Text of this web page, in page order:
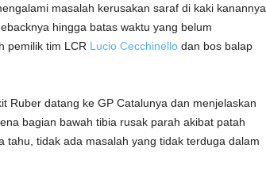
masalah kerusakan saraf di kaki kanannya
hingga batas waktu yang belum
pemilik tim LCR Lucio Cecchinellodan bos balap
Ruber datang ke GP Catalunya dan menjelaskan
bagian bawah tibia rusak parah akibat patah
tahu, tidak ada masalah yang tidak terduga dalam